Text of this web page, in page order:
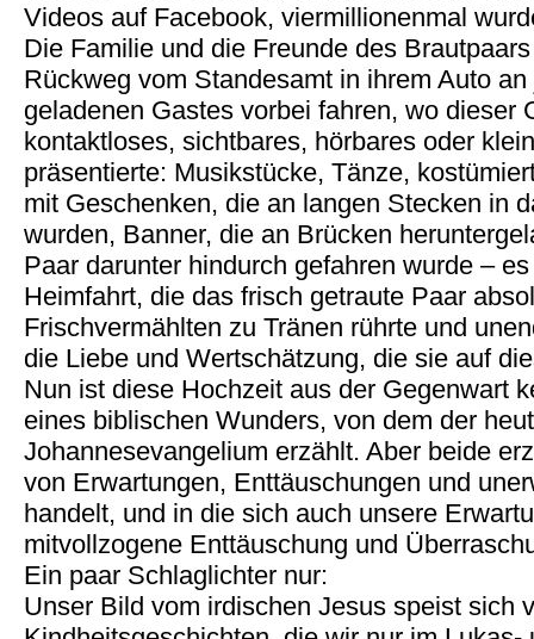
Videos auf Facebook, viermillionenmal
Die Familie und die Freunde des
Rückweg vom Standesamt in ihrem Auto
geladenen Gastes vorbei fahren, wo dieser
kontaktloses, sichtbares, hörbares oder
präsentierte: Musikstücke, Tänze,
mit Geschenken, die an langen Stecken in
wurden, Banner, die an Brücken
Paar darunter hindurch gefahren wurde –
Heimfahrt, die das frisch getraute Paar
Frischvermählten zu Tränen rührte und
die Liebe und Wertschätzung, die sie auf
Nun ist diese Hochzeit aus der Gegenwart
eines biblischen Wunders, von dem der
Johannesevangelium erzählt. Aber beide
von Erwartungen, Enttäuschungen und
handelt, und in die sich auch unsere
mitvollzogene Enttäuschung und
Ein paar Schlaglichter nur:
Unser Bild vom irdischen Jesus speist sich